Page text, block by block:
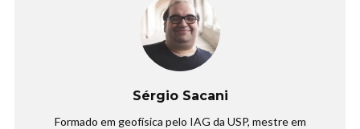
Sérgio Sacani
Formado em geofísica pelo IAG da USP, mestre em